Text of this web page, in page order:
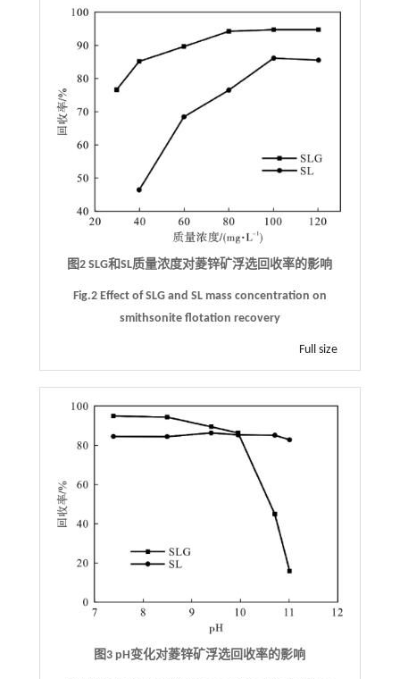
图2 SLG和SL质量浓度对菱锌矿浮选回收率的影响
Fig.2 Effect of SLG and SL mass concentration on
smithsonite flotation recovery
Full size
图3 pH变化对菱锌矿浮选回收率的影响